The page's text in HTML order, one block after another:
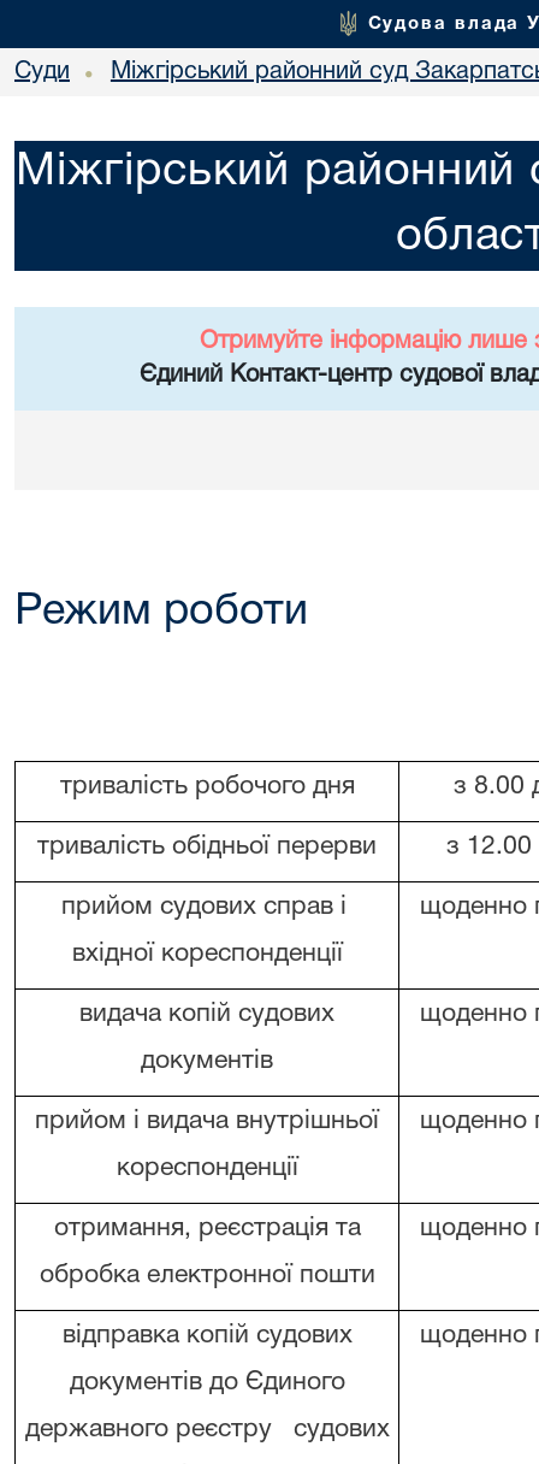
Судова влада
Суди • Міжгірський районний суд
Міжгірський районний
Отримуйте інформацію лише
Єдиний Контакт-центр судової
Режим роботи
тривалість робочого дня з 8.00
тривалість обідньої перерви з 12.00
прийом судових справ і
вхідної кореспонденції
щоденно
видача копій судових
документів
щоденно
прийом і видача внутрішньої
кореспонденції
щоденно
отримання, реєстрація та
обробка електронної пошти
щоденно
відправка копій судових
документів до Єдиного
державного реєстру судових
щоденно